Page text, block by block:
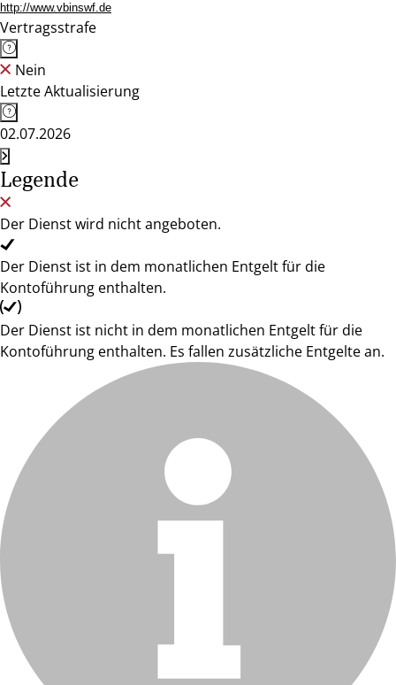
http://www.vbinswf.de
Vertragsstrafe
Nein
Letzte Aktualisierung
02.07.2026
Legende
Der Dienst wird nicht angeboten.
Der Dienst ist in dem monatlichen Entgelt für die
Kontoführung enthalten.
Der Dienst ist nicht in dem monatlichen Entgelt für die
Kontoführung enthalten. Es fallen zusätzliche Entgelte an.